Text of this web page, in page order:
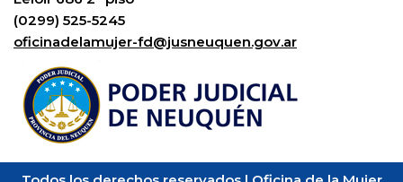
(0299) 525-5245
oficinadelamujer-fd@jusneuquen.gov.ar